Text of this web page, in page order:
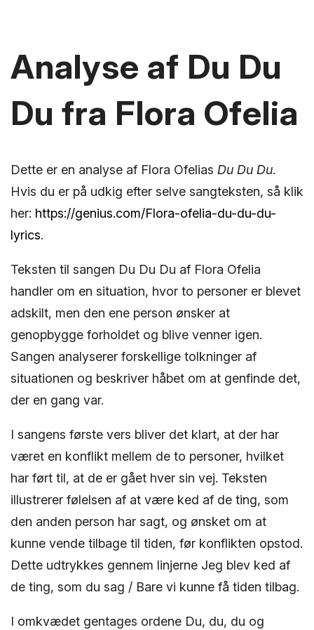
Analyse af Du Du
Du fra Flora Ofelia
Dette er en analyse af Flora Ofelias Du Du Du.
Hvis du er på udkig efter selve sangteksten, så klik
her: https://genius.com/Flora-ofelia-du-du-du-
lyrics.
Teksten til sangen Du Du Du af Flora Ofelia
handler om en situation, hvor to personer er blevet
adskilt, men den ene person ønsker at
genopbygge forholdet og blive venner igen.
Sangen analyserer forskellige tolkninger af
situationen og beskriver håbet om at genfinde det,
der en gang var.
I sangens første vers bliver det klart, at der har
været en konflikt mellem de to personer, hvilket
har ført til, at de er gået hver sin vej. Teksten
illustrerer følelsen af at være ked af de ting, som
den anden person har sagt, og ønsket om at
kunne vende tilbage til tiden, før konflikten opstod.
Dette udtrykkes gennem linjerne Jeg blev ked af
de ting, som du sag / Bare vi kunne få tiden tilbag.
I omkvædet gentages ordene Du, du, du og